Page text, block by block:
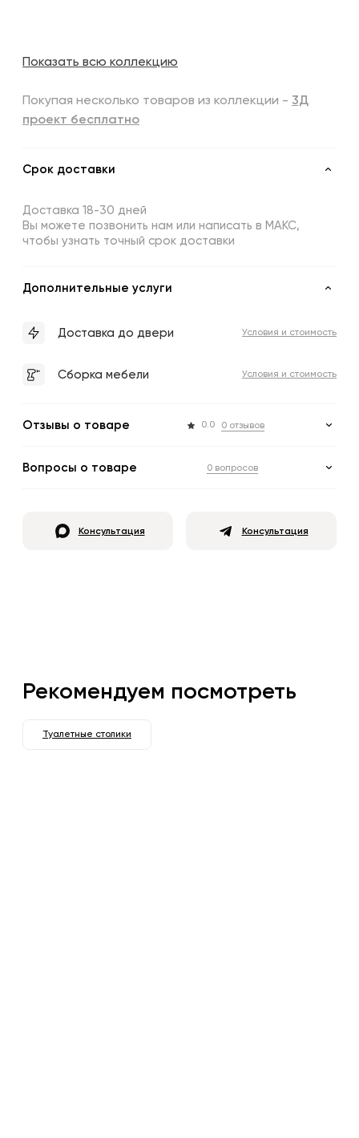
Показать всю коллекцию
Покупая несколько товаров из коллекции - 3Д
проект бесплатно
Срок доставки
Доставка 18-30 дней
Вы можете позвонить нам или написать в МАКС,
чтобы узнать точный срок доставки
Дополнительные услуги
Доставка до двери Условия и стоимость
Сборка мебели Условия и стоимость
Отзывы о товаре 0.0 0 отзывов
Вопросы о товаре 0 вопросов
Консультация Консультация
Рекомендуем посмотреть
Туалетные столики